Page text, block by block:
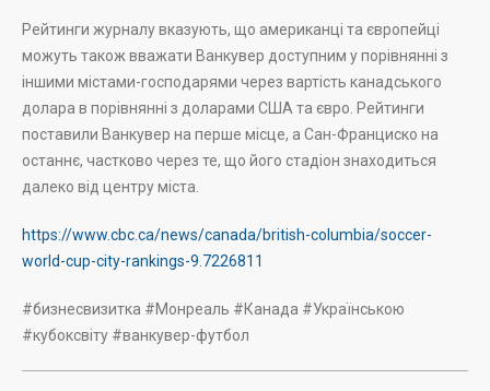
Рейтинги журналу вказують, що американці та європейці
можуть також вважати Ванкувер доступним у порівнянні з
іншими містами-господарями через вартість канадського
долара в порівнянні з доларами США та євро. Рейтинги
поставили Ванкувер на перше місце, а Сан-Франциско на
останнє, частково через те, що його стадіон знаходиться
далеко від центру міста.
https://www.cbc.ca/news/canada/british-columbia/soccer-
world-cup-city-rankings-9.7226811
#бизнесвизитка #Монреаль #Канада #Українською
#кубоксвіту #ванкувер-футбол